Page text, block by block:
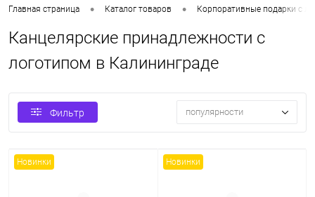
Главная страница • Каталог товаров • Корпоративные подарки с
Канцелярские принадлежности с
логотипом в Калининграде
Фильтр популярности
Новинки Новинки